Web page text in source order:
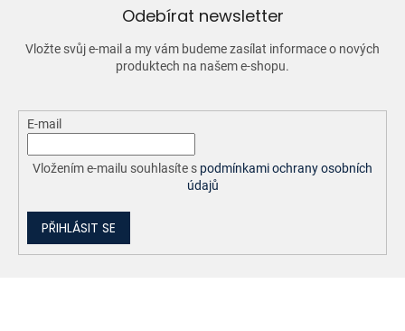
v
k
y
v
ý
i
Odebírat newsletter
Vložte svůj e-mail a my vám budeme zasílat informace o nových
produktech na našem e-shopu.
E-mail
Vložením e-mailu souhlasíte s podmínkami ochrany osobních
údajů
PŘIHLÁSIT SE